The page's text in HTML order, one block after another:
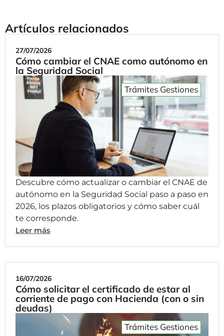
Artículos relacionados
27/07/2026
Cómo cambiar el CNAE como autónomo en
la Seguridad Social
Descubre cómo actualizar o cambiar el CNAE de
autónomo en la Seguridad Social paso a paso en
2026, los plazos obligatorios y cómo saber cuál
te corresponde.
Leer más
Trámites Gestiones
16/07/2026
Cómo solicitar el certificado de estar al
corriente de pago con Hacienda (con o sin
deudas)
Trámites Gestiones